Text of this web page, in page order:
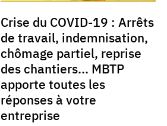
Crise du COVID-19 : Arrêts
de travail, indemnisation,
chômage partiel, reprise
des chantiers... MBTP
apporte toutes les
réponses à votre
entreprise